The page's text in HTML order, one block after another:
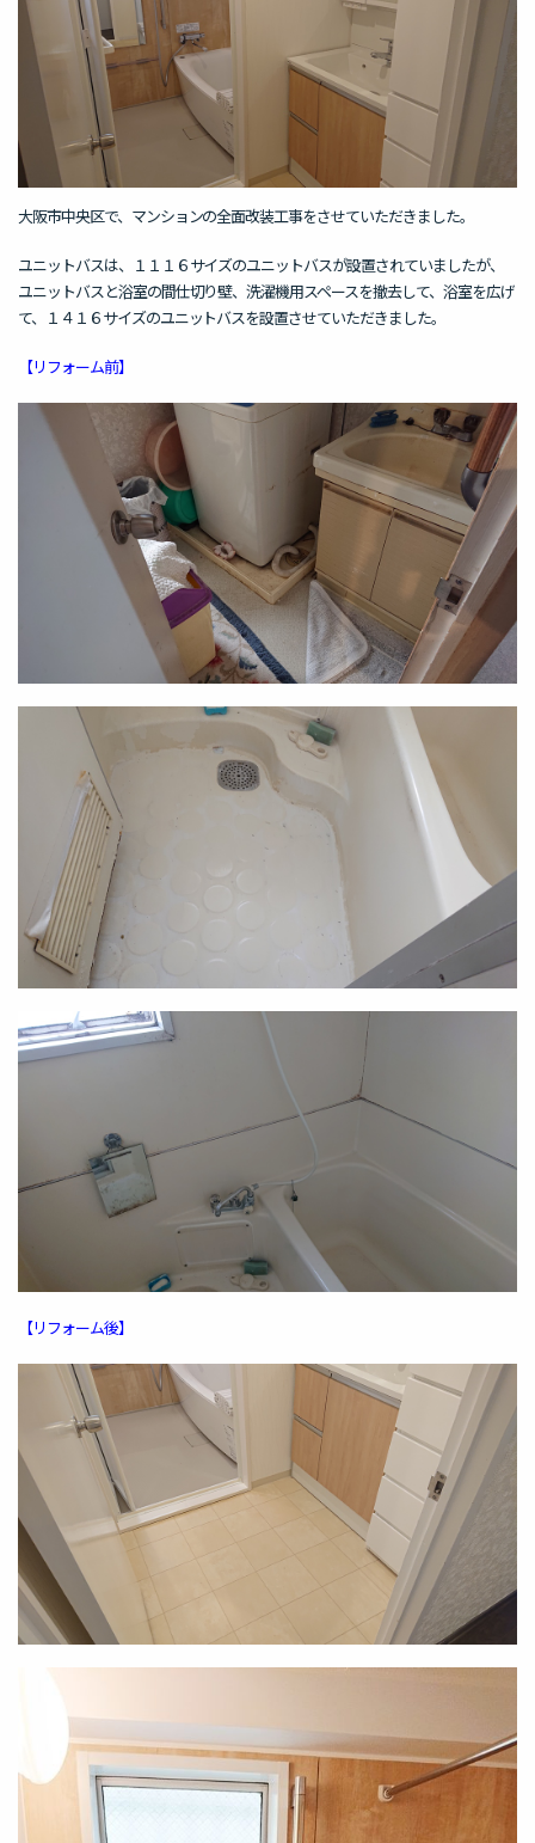
大阪市中央区で、マンションの全面改装工事をさせていただきました。
ユニットバスは、１１１６サイズのユニットバスが設置されていましたが、
ユニットバスと浴室の間仕切り壁、洗濯機用スペースを撤去して、浴室を広げ
て、１４１６サイズのユニットバスを設置させていただきました。
【リフォーム前】
【リフォーム後】